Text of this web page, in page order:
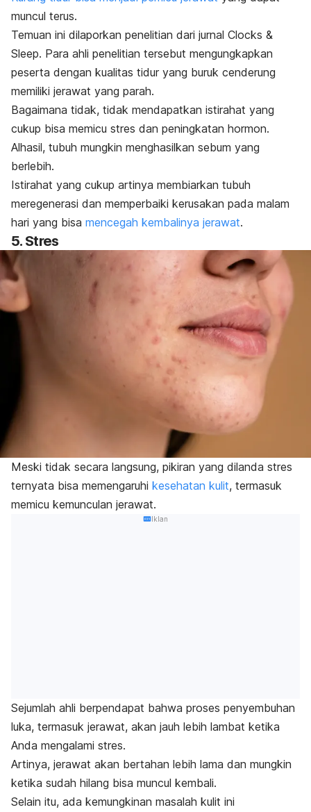
muncul terus.
Temuan ini dilaporkan penelitian dari jurnal Clocks &
Sleep. Para ahli penelitian tersebut mengungkapkan
peserta dengan kualitas tidur yang buruk cenderung
memiliki jerawat yang parah.
Bagaimana tidak, tidak mendapatkan istirahat yang
cukup bisa memicu stres dan peningkatan hormon.
Alhasil, tubuh mungkin menghasilkan sebum yang
berlebih.
Istirahat yang cukup artinya membiarkan tubuh
meregenerasi dan memperbaiki kerusakan pada malam
hari yang bisa mencegah kembalinya jerawat.
5. Stres
Meski tidak secara langsung, pikiran yang dilanda stres
ternyata bisa memengaruhi kesehatan kulit, termasuk
memicu kemunculan jerawat.
Iklan
Sejumlah ahli berpendapat bahwa proses penyembuhan
luka, termasuk jerawat, akan jauh lebih lambat ketika
Anda mengalami stres.
Artinya, jerawat akan bertahan lebih lama dan mungkin
ketika sudah hilang bisa muncul kembali.
Selain itu, ada kemungkinan masalah kulit ini